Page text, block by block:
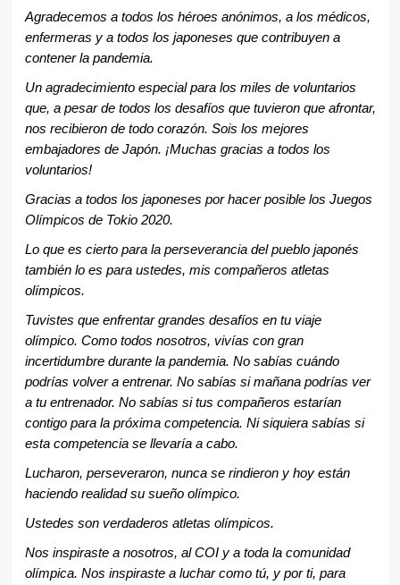
Agradecemos a todos los héroes anónimos, a los médicos,
enfermeras y a todos los japoneses que contribuyen a
contener la pandemia.
Un agradecimiento especial para los miles de voluntarios
que, a pesar de todos los desafíos que tuvieron que afrontar,
nos recibieron de todo corazón. Sois los mejores
embajadores de Japón. ¡Muchas gracias a todos los
voluntarios!
Gracias a todos los japoneses por hacer posible los Juegos
Olímpicos de Tokio 2020.
Lo que es cierto para la perseverancia del pueblo japonés
también lo es para ustedes, mis compañeros atletas
olímpicos.
Tuvistes que enfrentar grandes desafíos en tu viaje
olímpico. Como todos nosotros, vivías con gran
incertidumbre durante la pandemia. No sabías cuándo
podrías volver a entrenar. No sabías si mañana podrías ver
a tu entrenador. No sabías si tus compañeros estarían
contigo para la próxima competencia. Ni siquiera sabías si
esta competencia se llevaría a cabo.
Lucharon, perseveraron, nunca se rindieron y hoy están
haciendo realidad su sueño olímpico.
Ustedes son verdaderos atletas olímpicos.
Nos inspiraste a nosotros, al COI y a toda la comunidad
olímpica. Nos inspiraste a luchar como tú, y por ti, para